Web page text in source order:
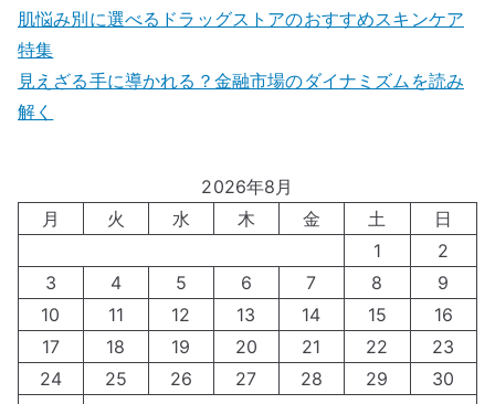
肌悩み別に選べるドラッグストアのおすすめスキンケア
特集
見えざる手に導かれる？金融市場のダイナミズムを読み
解く
2026年8月
月
火 水 木 金 土
日
1
2
3
4 5 6 7 8
9
10
11 12 13 14 15
16
17
18 19 20 21 22
23
24
25 26 27 28 29
30